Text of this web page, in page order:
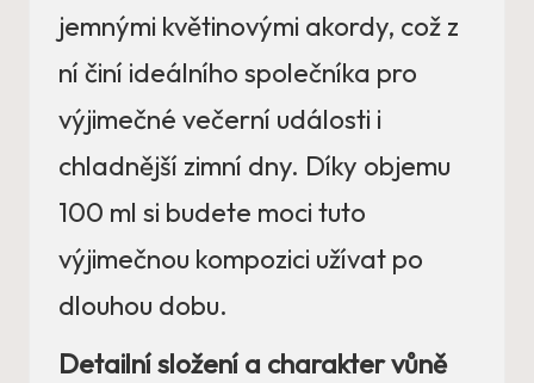
jemnými květinovými akordy, což z
ní činí ideálního společníka pro
výjimečné večerní události i
chladnější zimní dny. Díky objemu
100 ml si budete moci tuto
výjimečnou kompozici užívat po
dlouhou dobu.
Detailní složení a charakter vůně